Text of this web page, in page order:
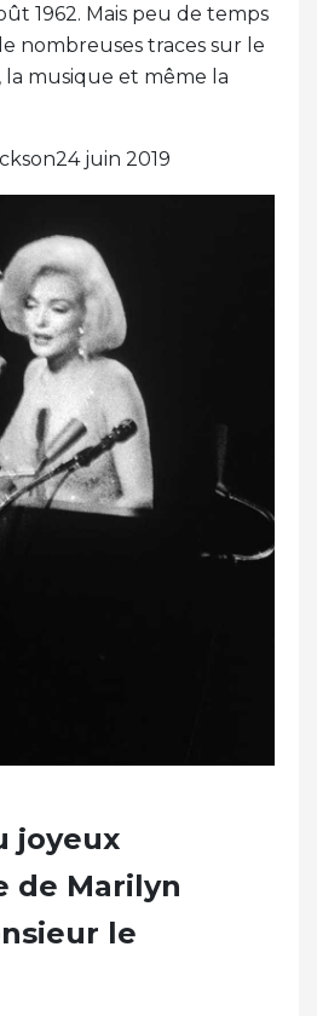
1962. Mais peu de temps
nombreuses traces sur le
la musique et même la
juin 2019
joyeux
de Marilyn
le